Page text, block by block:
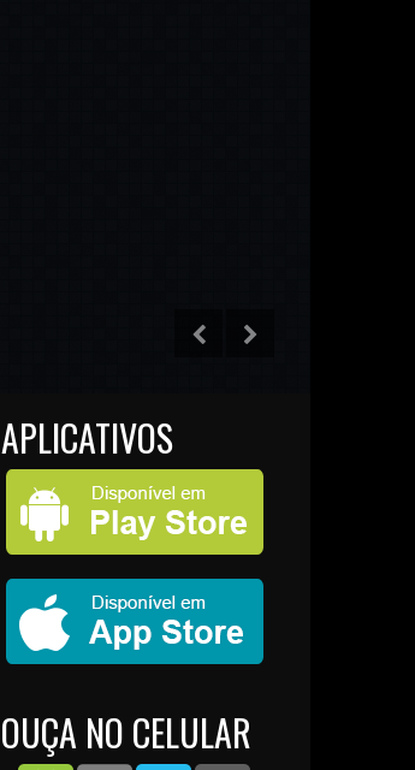
APLICATIVOS
OUÇA NO CELULAR